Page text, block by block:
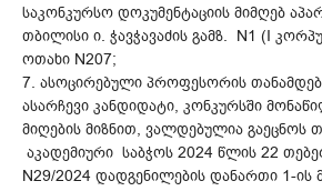
საკონკურსო დოკუმენტაციის მიმღებ
თბილისი ი. ჭავჭავაძის გამზ. N1 (I
ოთახი N207;
7. ასოცირებული პროფესორის
ასარჩევი კანდიდატი, კონკურსში
მიღების მიზნით, ვალდებულია გაეცნოს
აკადემიური საბჭოს 2024 წლის 22
N29/2024 დადგენილების დანართი 1-ის